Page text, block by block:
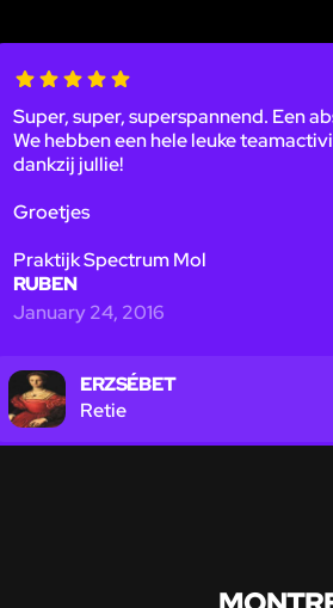
Super, super, superspannend. Een
We hebben een hele leuke
dankzij jullie!
Groetjes
Praktijk Spectrum Mol
RUBEN
January 24, 2016
ERZSÉBET
Retie